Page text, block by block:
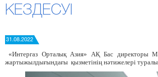
КЕЗДЕСУІ
31.08.2022
«Интергаз Орталық Азия» АҚ Бас директоры
жартыжылдығындағы қызметінің нәтижелері туралы